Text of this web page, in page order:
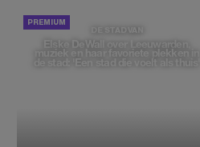
DE STAD VAN
Elske DeWall over Leeuwarden,
muziek en haar favoriete plekken in
de stad: 'Een stad die voelt als thuis'